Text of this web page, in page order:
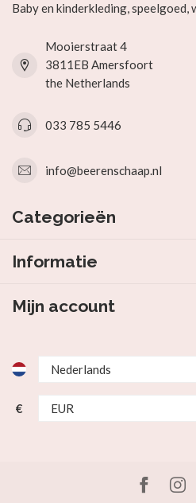
Baby en kinderkleding, speelgoed,
Mooierstraat 4
3811EB Amersfoort
the Netherlands
033 785 5446
info@beerenschaap.nl
Categorieën
Informatie
Mijn account
€